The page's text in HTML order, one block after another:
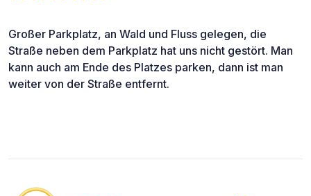
Großer Parkplatz, an Wald und Fluss gelegen, die
Straße neben dem Parkplatz hat uns nicht gestört. Man
kann auch am Ende des Platzes parken, dann ist man
weiter von der Straße entfernt.